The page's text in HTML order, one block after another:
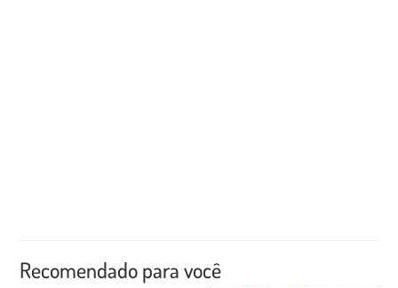
Recomendado para você